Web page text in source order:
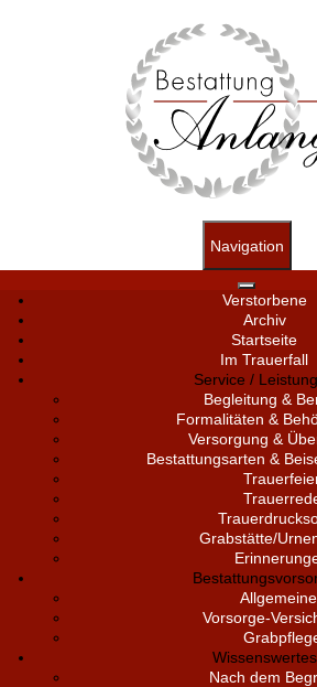
Navigation
Verstorbene
Archiv
Startseite
Im Trauerfall
Service /
Begleitung &
Formalitäten &
Versorgung &
Bestattungsarten &
Grabstätte/
Vorsorge-
Wissenswertes
Nach dem